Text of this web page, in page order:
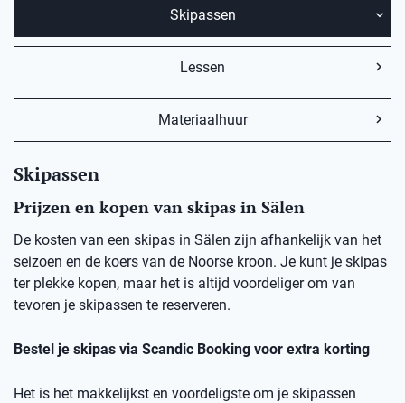
Skipassen
Lessen
Materiaalhuur
Skipassen
Prijzen en kopen van skipas in Sälen
De kosten van een skipas in Sälen zijn afhankelijk van het
seizoen en de koers van de Noorse kroon. Je kunt je skipas
ter plekke kopen, maar het is altijd voordeliger om van
tevoren je skipassen te reserveren.
Bestel je skipas via Scandic Booking voor extra korting
Het is het makkelijkst en voordeligste om je skipassen